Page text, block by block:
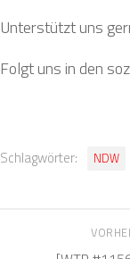
Unterstützt uns
Folgt uns in den
Schlagwörter: NDW